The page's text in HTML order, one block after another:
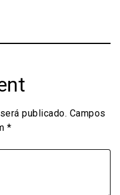
publicado. Campos
*